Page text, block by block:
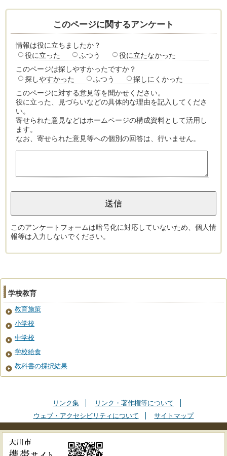
このページに関するアンケート
情報は役に立ちましたか？
役に立った
ふつう
役に立たなかった
このページは探しやすかったですか？
探しやすかった
ふつう
探しにくかった
このページに対する意見等を聞かせください。
役に立った、見づらいなどの具体的な理由を記入してくださ
い。
寄せられた意見などはホームページの構成資料として活用し
ます。
なお、寄せられた意見等への個別の回答は、行いません。
このアンケートフォームは暗号化に対応していないため、個人情
報等は入力しないでください。
学校教育
教育施策
小学校
中学校
学校給食
教科書の採択結果
リンク集
リンク・著作権等について
ウェブ・アクセシビリティについて
サイトマップ